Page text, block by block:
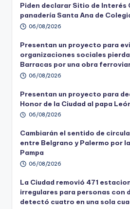
Piden declarar Sitio de Interés
panadería Santa Ana de
06/08/2026
Presentan un proyecto para
organizaciones sociales
Barracas por una obra
06/08/2026
Presentan un proyecto para
Honor de la Ciudad al papa
06/08/2026
Cambiarán el sentido de
entre Belgrano y Palermo por
Pampa
06/08/2026
La Ciudad removió 471
irregulares para personas con
detectó cuatro en una sola